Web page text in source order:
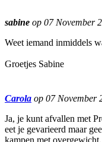
sabine op 07 November
Weet iemand inmiddels
Groetjes Sabine
Carola op 07 November
Ja, je kunt afvallen met
eet je gevarieerd maar
kampen met